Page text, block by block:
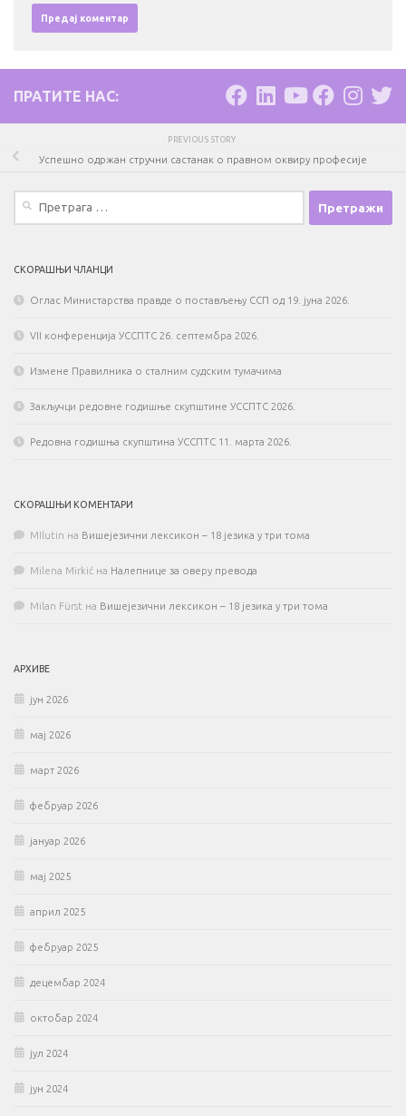
ПРАТИТЕ НАС:
PREVIOUS STORY
Успешно одржан стручни састанак о правном оквиру професије
СКОРАШЊИ ЧЛАНЦИ
Оглас Министарства правде о постављењу ССП од 19. јуна 2026.
VII конференција УССПТС 26. септембра 2026.
Измене Правилника о сталним судским тумачима
Закључци редовне годишње скупштине УССПТС 2026.
Редовна годишња скупштина УССПТС 11. марта 2026.
СКОРАШЊИ КОМЕНТАРИ
MIlutin на Вишејезични лексикон – 18 језика у три тома
Milena Mirkić на Налепнице за оверу превода
Milan Fürst на Вишејезични лексикон – 18 језика у три тома
АРХИВЕ
јун 2026
мај 2026
март 2026
фебруар 2026
јануар 2026
мај 2025
април 2025
фебруар 2025
децембар 2024
октобар 2024
јул 2024
јун 2024